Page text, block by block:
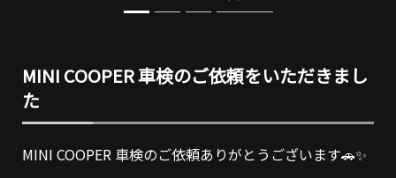
MINI COOPER 車検のご依頼をいただきまし
た
MINI COOPER 車検のご依頼ありがとうございます🚗✨